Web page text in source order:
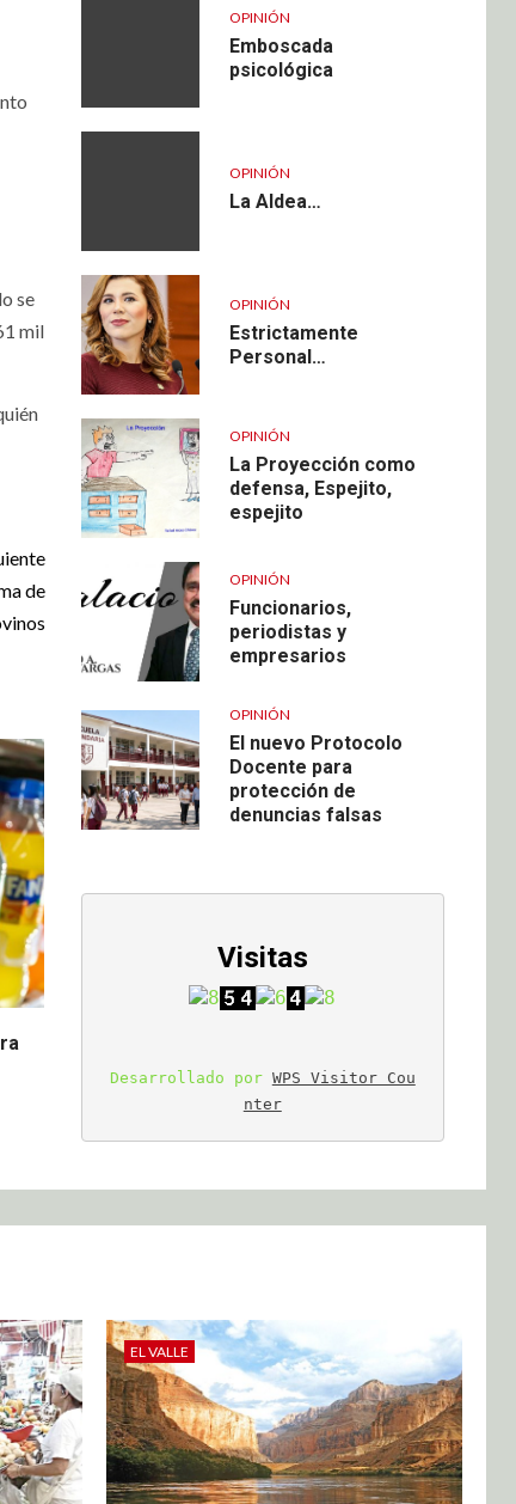
se
mil
de
OPINIÓN
Emboscada
psicológica
OPINIÓN
La Aldea…
OPINIÓN
Estrictamente
Personal…
OPINIÓN
La Proyección como
defensa, Espejito,
espejito
OPINIÓN
Funcionarios,
periodistas y
empresarios
OPINIÓN
El nuevo Protocolo
Docente para
protección de
denuncias falsas
Visitas
Desarrollado por WPS Visitor Cou
nter
EL VALLE